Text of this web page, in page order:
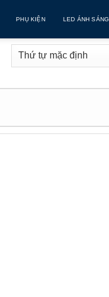
PHỤ KIỆN LED ÁNH SÁNG